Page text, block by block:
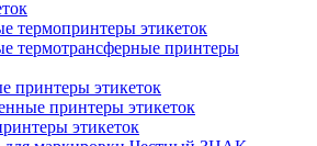
термопринтеры этикеток
термотрансферные принтеры
принтеры этикеток
принтеры этикеток
этикеток